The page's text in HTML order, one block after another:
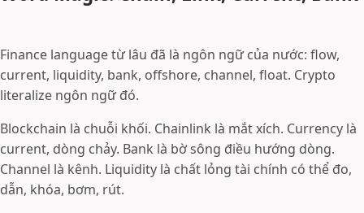
Finance language từ lâu đã là ngôn ngữ của nước: flow,
current, liquidity, bank, offshore, channel, float. Crypto
literalize ngôn ngữ đó.
Blockchain là chuỗi khối. Chainlink là mắt xích. Currency là
current, dòng chảy. Bank là bờ sông điều hướng dòng.
Channel là kênh. Liquidity là chất lỏng tài chính có thể đo,
dẫn, khóa, bơm, rút.